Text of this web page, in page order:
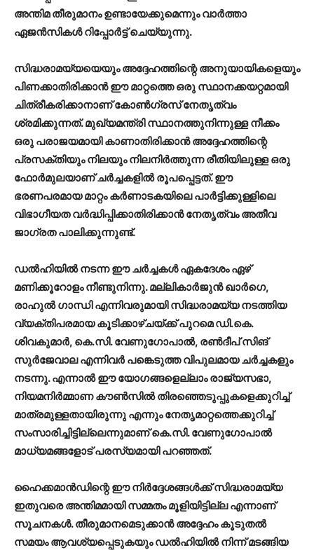
അന്തിമ തീരുമാനം ഉണ്ടായേക്കുമെന്നും വാർത്താ
ഏജൻസികൾ റിപ്പോർട്ട് ചെയ്യുന്നു.
സിദ്ധരാമയ്യയെയും അദ്ദേഹത്തിന്റെ അനുയായികളെയും
പിണക്കാതിരിക്കാൻ ഈ മാറ്റത്തെ ഒരു സ്ഥാനക്കയറ്റമായി
ചിത്രീകരിക്കാനാണ് കോൺഗ്രസ് നേതൃത്വം
ശ്രമിക്കുന്നത്. മുഖ്യമന്ത്രി സ്ഥാനത്തുനിന്നുള്ള നീക്കം
ഒരു പരാജയമായി കാണാതിരിക്കാൻ അദ്ദേഹത്തിന്റെ
പ്രസക്തിയും നിലയും നിലനിർത്തുന്ന രീതിയിലുള്ള ഒരു
ഫോർമുലയാണ് ചർച്ചകളിൽ രൂപപ്പെട്ടത്. ഈ
ഭരണപരമായ മാറ്റം കർണാടകയിലെ പാർട്ടിക്കുള്ളിലെ
വിഭാഗീയത വർദ്ധിപ്പിക്കാതിരിക്കാൻ നേതൃത്വം അതീവ
ജാഗ്രത പാലിക്കുന്നുണ്ട്.
ഡൽഹിയിൽ നടന്ന ഈ ചർച്ചകൾ ഏകദേശം ഏഴ്
മണിക്കൂറോളം നീണ്ടുനിന്നു. മല്ലികാർജുൻ ഖാർഗെ,
രാഹുൽ ഗാന്ധി എന്നിവരുമായി സിദ്ധരാമയ്യ നടത്തിയ
വ്യക്തിപരമായ കൂടിക്കാഴ്ചയ്ക്ക് പുറമെ ഡി.കെ.
ശിവകുമാർ, കെ.സി. വേണുഗോപാൽ, രൺദീപ് സിങ്
സുർജേവാല എന്നിവർ പങ്കെടുത്ത വിപുലമായ ചർച്ചകളും
നടന്നു. എന്നാൽ ഈ യോഗങ്ങളെല്ലാം രാജ്യസഭാ,
നിയമനിർമ്മാണ കൗൺസിൽ തിരഞ്ഞെടുപ്പുകളെക്കുറിച്ച്
മാത്രമുള്ളതായിരുന്നു എന്നും നേതൃമാറ്റത്തെക്കുറിച്ച്
സംസാരിച്ചിട്ടില്ലെന്നുമാണ് കെ.സി. വേണുഗോപാൽ
മാധ്യമങ്ങളോട് പരസ്യമായി പറഞ്ഞത്.
ഹൈക്കമാൻഡിന്റെ ഈ നിർദ്ദേശങ്ങൾക്ക് സിദ്ധരാമയ്യ
ഇതുവരെ അന്തിമമായി സമ്മതം മൂളിയിട്ടില്ല എന്നാണ്
സൂചനകൾ. തീരുമാനമെടുക്കാൻ അദ്ദേഹം കൂടുതൽ
സമയം ആവശ്യപ്പെടുകയും ഡൽഹിയിൽ നിന്ന് മടങ്ങിയ